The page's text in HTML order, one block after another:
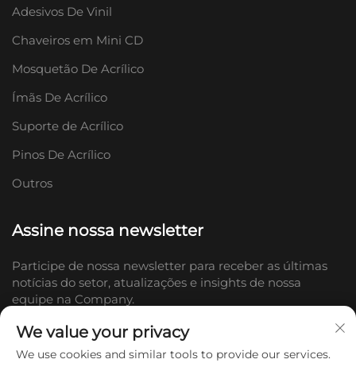
Adesivos De Vinil
Chaveiros em Mini CD
Mosquetão De Acrílico
Ímãs De Acrílico
Suporte de Acrílico
Pinos De Acrílico
Outros
Assine nossa newsletter
Participe de nossa newsletter para receber as últimas
notícias do setor, atualizações e insights de nossa
equipe na Company.
We value your privacy
We use cookies and similar tools to provide our services.